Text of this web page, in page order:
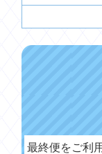
最終便をご利